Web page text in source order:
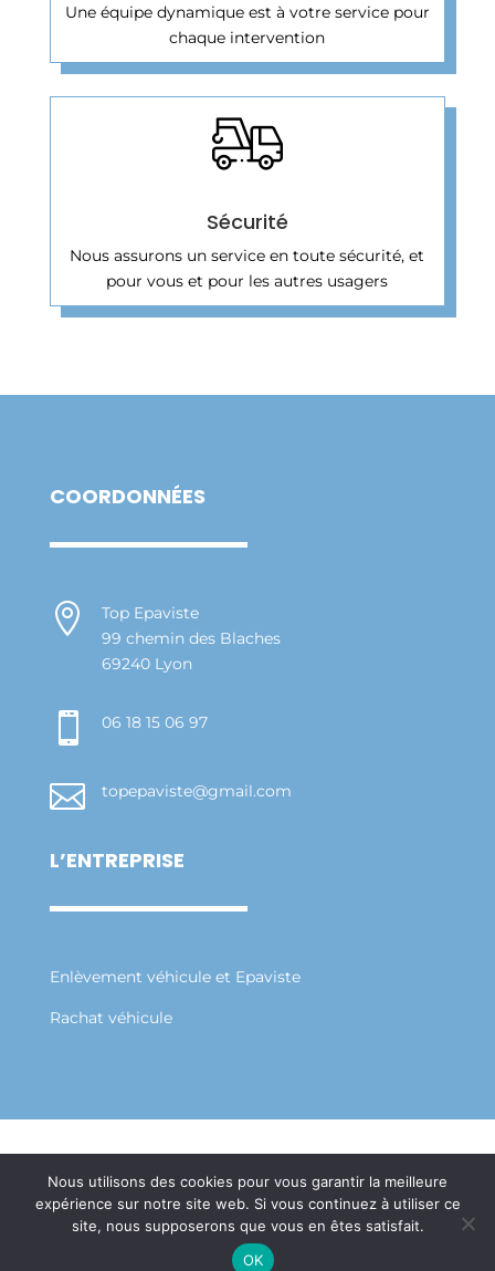
Une équipe dynamique est à votre service pour
chaque intervention
Sécurité
Nous assurons un service en toute sécurité, et
pour vous et pour les autres usagers
COORDONNÉES

Top Epaviste
99 chemin des Blaches
69240 Lyon
 06 18 15 06 97
 topepaviste@gmail.com
L’ENTREPRISE
Enlèvement véhicule et Epaviste
Rachat véhicule
Plan du Site
Création Site Internet Saint-Etienne | WEBILIKO
|
Nous utilisons des cookies pour vous garantir la meilleure
expérience sur notre site web. Si vous continuez à utiliser ce
site, nous supposerons que vous en êtes satisfait.
OK